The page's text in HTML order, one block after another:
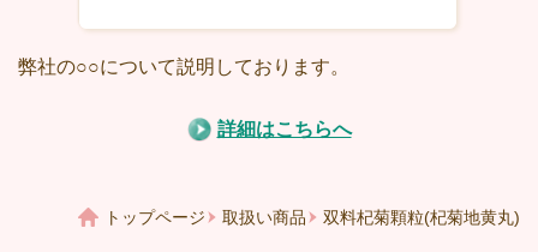
弊社の○○について説明しております。
詳細はこちらへ
トップページ 取扱い商品 双料杞菊顆粒(杞菊地黄丸)